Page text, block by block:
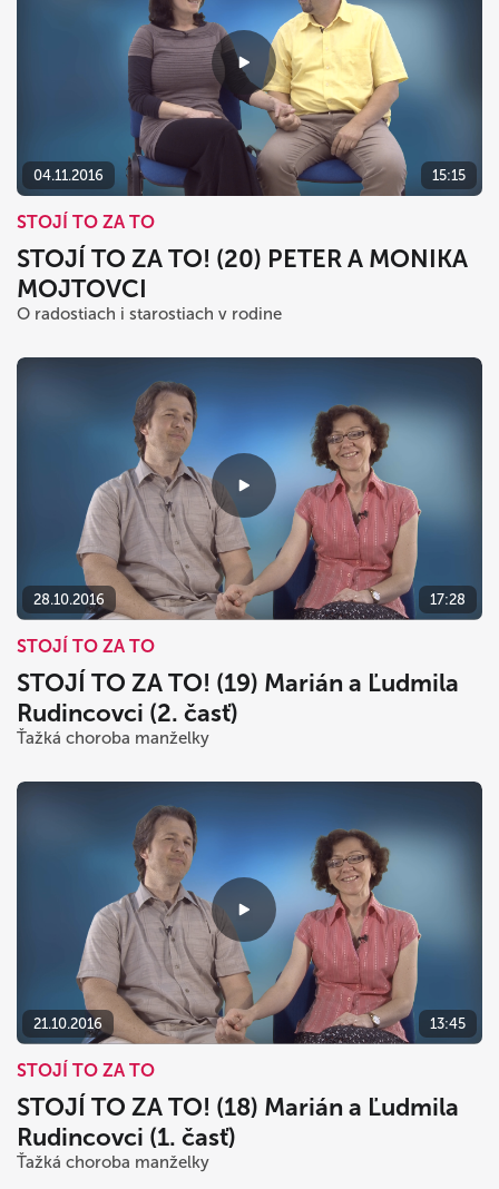
04.11.2016 15:15
STOJÍ TO ZA TO
STOJÍ TO ZA TO! (20) PETER A MONIKA
MOJTOVCI
O radostiach i starostiach v rodine
28.10.2016 17:28
STOJÍ TO ZA TO
STOJÍ TO ZA TO! (19) Marián a Ľudmila
Rudincovci (2. časť)
Ťažká choroba manželky
21.10.2016 13:45
STOJÍ TO ZA TO
STOJÍ TO ZA TO! (18) Marián a Ľudmila
Rudincovci (1. časť)
Ťažká choroba manželky